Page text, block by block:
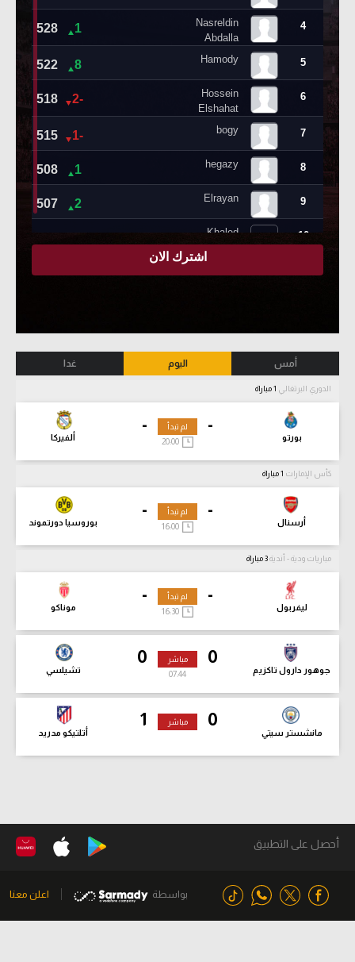
أمس اليوم غدا
الدوري البرتغالي
-
بورتو
-
ألفيركا
لم تبدأ
كأس الإمارات
-
أرسنال
-
بوروسيا دورتموند
لم تبدأ
مباريات ودية - أندية
-
ليفربول
-
موناكو
لم تبدأ
0
جوهور دارول تاكزيم
0
تشيلسي
مباشر
07:46
0
مانشستر سيتي
1
أتلتيكو مدريد
مباشر
أحصل على التطبيق
بواسطة اعلن معنا